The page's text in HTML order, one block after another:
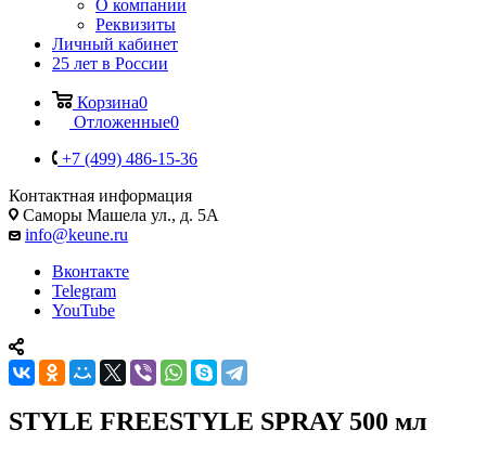
О компании
Реквизиты
Личный кабинет
25 лет в России
Корзина0
Отложенные0
+7 (499) 486-15-36
Контактная информация
Саморы Машела ул., д. 5А
info@keune.ru
Вконтакте
Telegram
YouTube
STYLE FREESTYLE SPRAY 500 мл